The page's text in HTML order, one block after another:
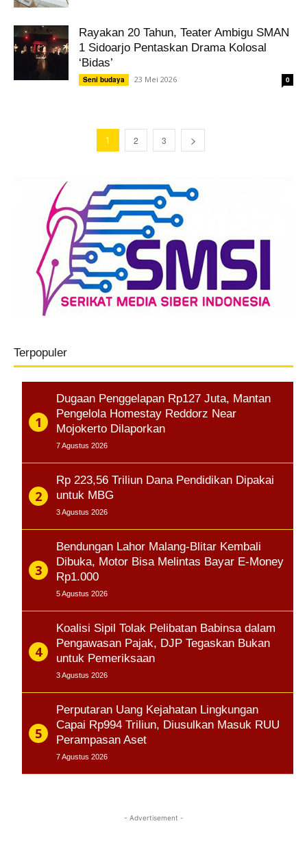
Rayakan 20 Tahun, Teater Ambigu SMAN
1 Sidoarjo Pentaskan Drama Kolosal
‘Bidas’
Seni budaya 23 Mei 2026 0
1 2 3
Terpopuler
Dugaan Penggelapan Rp127 Juta, Mantan
Pengelola Homestay Reddorz Near
Mojokerto Dilaporkan
7 Agustus 2026
Rp 223,56 Triliun Dana Pendidikan Dipakai
untuk MBG
3 Agustus 2026
Bendungan Lahor Malang-Blitar Kembali
Dibuka, Motor Bisa Melintas Bayar E-Money
Rp1.000
5 Agustus 2026
Koalisi Sipil Tolak Pelibatan Babinsa dalam
Pengawasan Pajak, DJP Tegaskan Bukan
untuk Pemeriksaan
3 Agustus 2026
Perputaran Uang Kejahatan Lingkungan
Capai Rp994 Triliun, Diusulkan Masuk RUU
Perampasan Aset
7 Agustus 2026
- Advertisement -